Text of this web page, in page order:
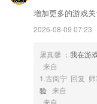
2,录音转文字付费服务：
3,提供日期区间计算工
画滤镜捕捉这美妙的一
5,乐呗世界：享有公司
6,【官方发布】
增加更多的游戏
2026-08-09 07:23
屠真馨 ：我在游
来自
1.古阅宁 回复 师
验 来自
来自